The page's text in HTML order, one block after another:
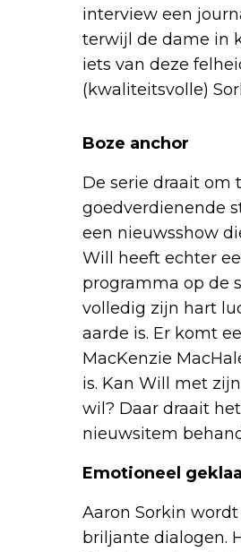
interview een
terwijl de dame in
iets van deze
(kwaliteitsvolle)
Boze anchor
De serie draait om
goedverdienende
een nieuwsshow
Will heeft echter
programma op de
volledig zijn hart
aarde is. Er komt
MacKenzie
is. Kan Will met
wil? Daar draait
nieuwsitem
Emotioneel
Aaron Sorkin
briljante dialogen.